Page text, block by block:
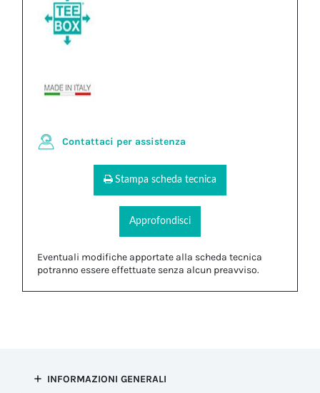
Contattaci per assistenza
Stampa scheda tecnica
Approfondisci
Eventuali modifiche apportate alla scheda tecnica
potranno essere effettuate senza alcun preavviso.
INFORMAZIONI GENERALI